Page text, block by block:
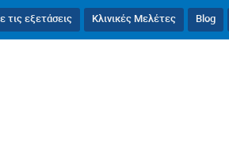
Blog
Κλινικές Μελέτες
τις εξετάσεις